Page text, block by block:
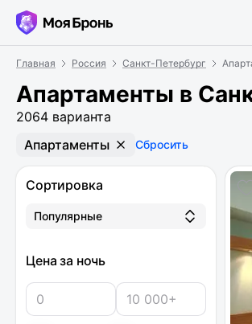
Главная Россия Санкт-Петербург
Апартаменты в
2064 варианта
Апартаменты Сбросить
Сортировка
Популярные
Цена за ночь